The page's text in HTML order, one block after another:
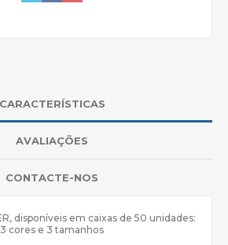
CARACTERÍSTICAS
AVALIAÇÕES
CONTACTE-NOS
disponíveis em caixas de 50 unidades:
3 cores e 3 tamanhos